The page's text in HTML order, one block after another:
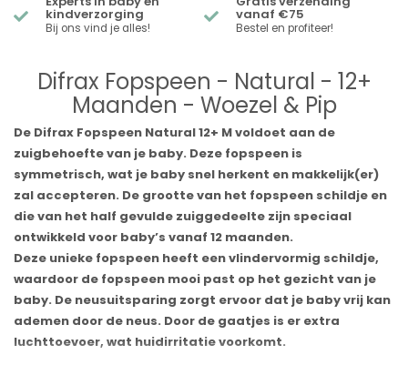
kindverzorging
Bij ons vind je alles!
vanaf €75
Bestel en profiteer!
Difrax Fopspeen - Natural - 12+
Maanden - Woezel & Pip
De Difrax Fopspeen Natural 12+ M voldoet aan de
zuigbehoefte van je baby. Deze fopspeen is
symmetrisch, wat je baby snel herkent en makkelijk(er)
zal accepteren. De grootte van het fopspeen schildje en
die van het half gevulde zuiggedeelte zijn speciaal
ontwikkeld voor baby’s vanaf 12 maanden.
Deze unieke fopspeen heeft een vlindervormig schildje,
waardoor de fopspeen mooi past op het gezicht van je
baby. De neusuitsparing zorgt ervoor dat je baby vrij kan
ademen door de neus. Door de gaatjes is er extra
luchttoevoer, wat huidirritatie voorkomt.